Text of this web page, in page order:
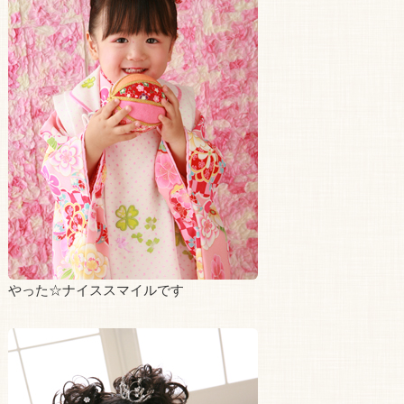
やった☆ナイススマイルです